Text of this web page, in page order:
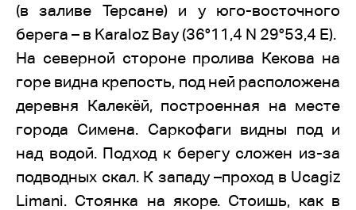
(в заливе Терсане) и у юго-восточного
берега – в Karaloz Bay (36°11,4 N 29°53,4 E).
На северной стороне пролива Кекова на
горе видна крепость, под ней расположена
деревня Калекёй, построенная на месте
города Симена. Саркофаги видны под и
над водой. Подход к берегу сложен из-за
подводных скал. К западу –проход в Ucagiz
Limani. Стоянка на якоре. Стоишь, как в